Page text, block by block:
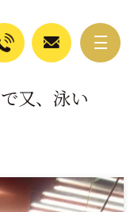
又、泳い